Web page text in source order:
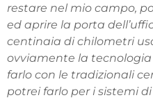
restare nel mio campo,
ed aprire la porta
centinaia di chilometri
ovviamente la tecnologia
farlo con le tradizionali
potrei farlo per i sistemi